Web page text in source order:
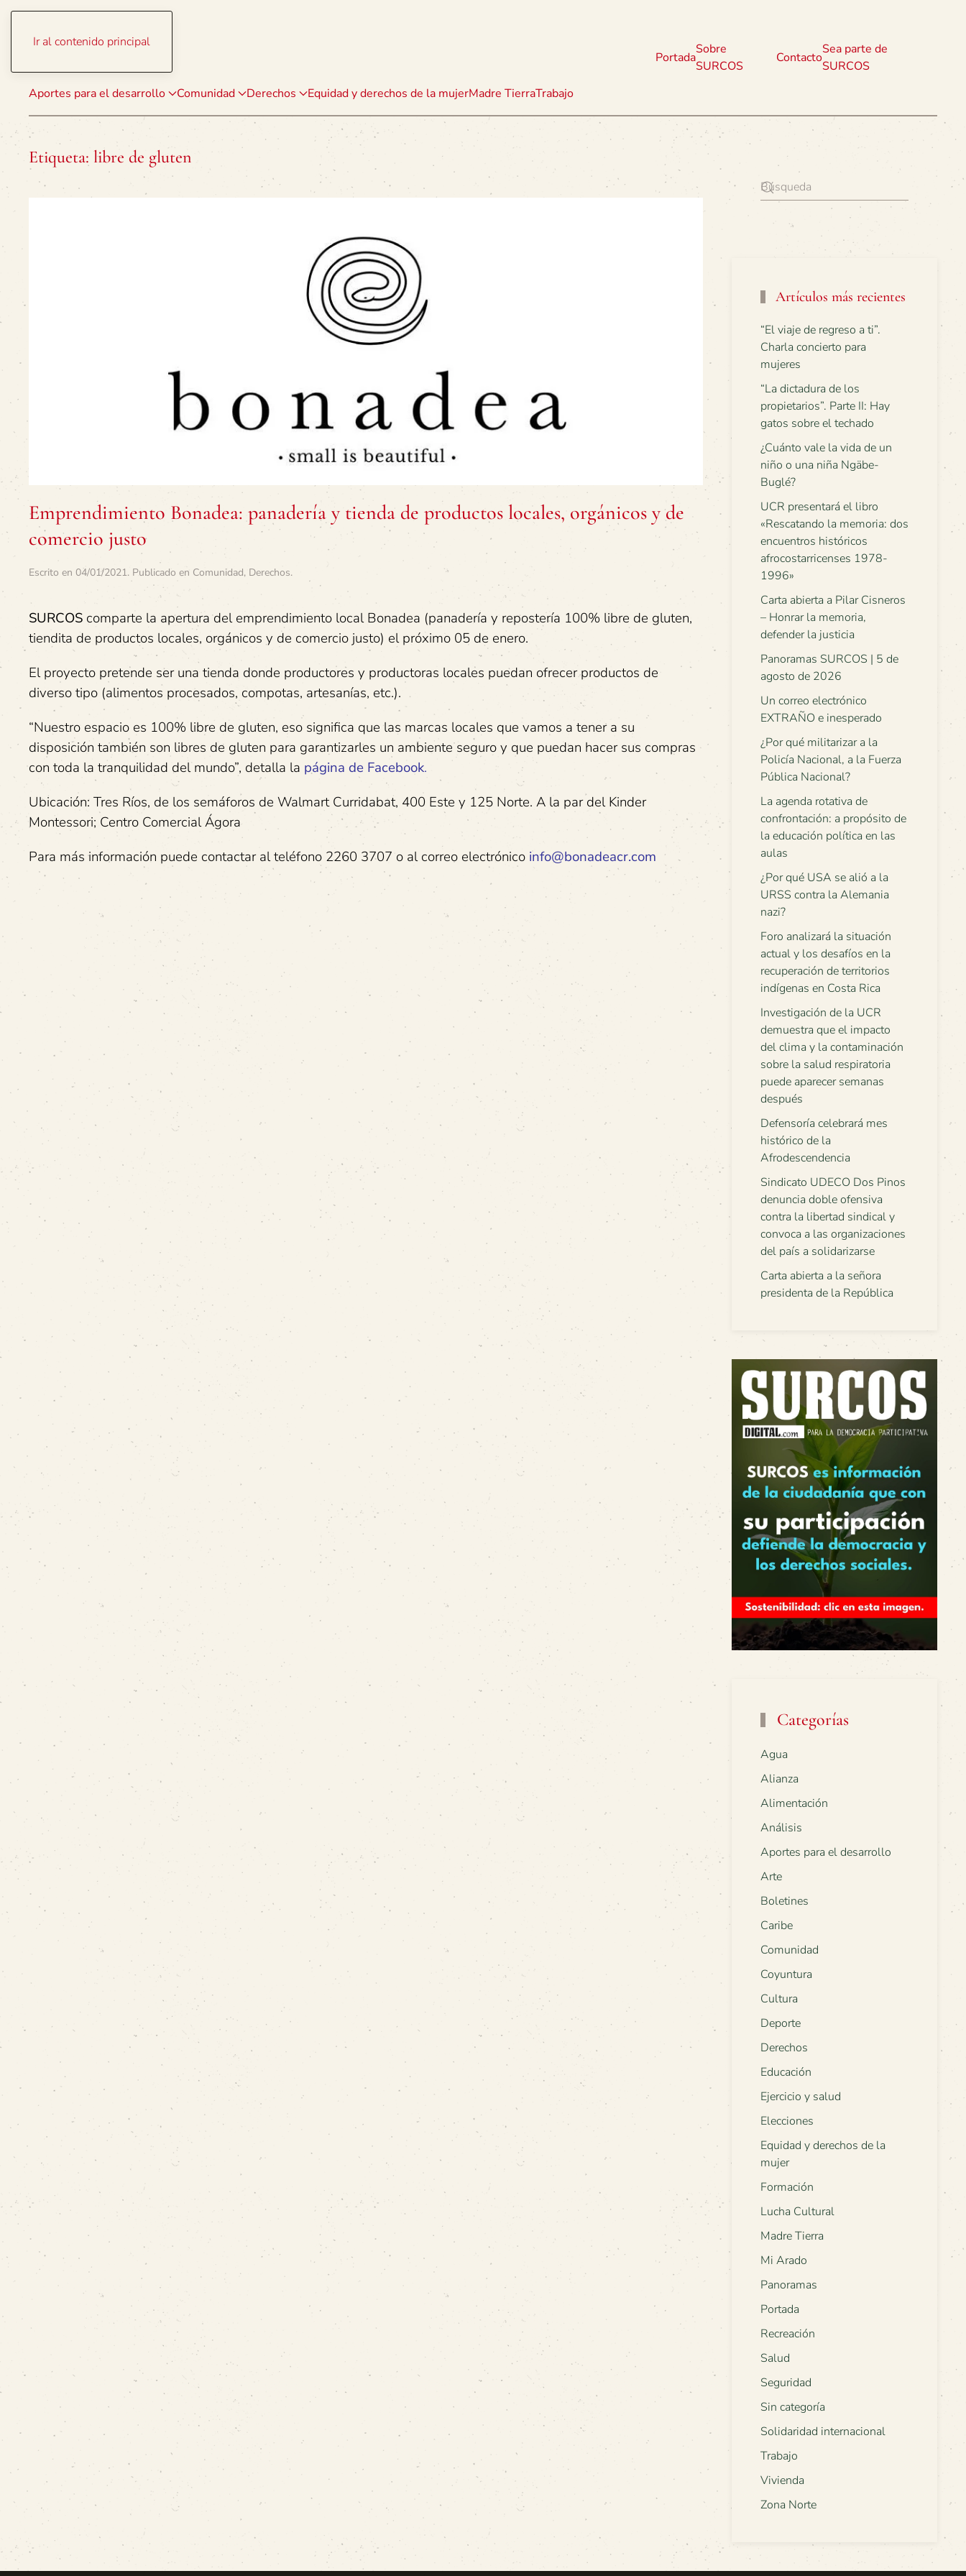
Ir al contenido principal
Aportes para el desarrollo Comunidad Derechos Equidad y derechos de la mujerMadre TierraTrabajo
Portada
Sobre
SURCOS
Contacto
Sea parte de
SURCOS
Etiqueta: libre de gluten
Emprendimiento Bonadea: panadería y tienda de productos locales, orgánicos y de
comercio justo
Escrito en 04/01/2021. Publicado en Comunidad, Derechos.
SURCOS comparte la apertura del emprendimiento local Bonadea (panadería y repostería 100% libre de gluten,
tiendita de productos locales, orgánicos y de comercio justo) el próximo 05 de enero.
El proyecto pretende ser una tienda donde productores y productoras locales puedan ofrecer productos de
diverso tipo (alimentos procesados, compotas, artesanías, etc.).
“Nuestro espacio es 100% libre de gluten, eso significa que las marcas locales que vamos a tener a su
disposición también son libres de gluten para garantizarles un ambiente seguro y que puedan hacer sus compras
con toda la tranquilidad del mundo”, detalla la página de Facebook.
Ubicación: Tres Ríos, de los semáforos de Walmart Curridabat, 400 Este y 125 Norte. A la par del Kinder
Montessori; Centro Comercial Ágora
Para más información puede contactar al teléfono 2260 3707 o al correo electrónico info@bonadeacr.com
Artículos más recientes
“El viaje de regreso a ti”.
Charla concierto para
mujeres
“La dictadura de los
propietarios”. Parte II: Hay
gatos sobre el techado
¿Cuánto vale la vida de un
niño o una niña Ngäbe-
Buglé?
UCR presentará el libro
«Rescatando la memoria: dos
encuentros históricos
afrocostarricenses 1978-
1996»
Carta abierta a Pilar Cisneros
– Honrar la memoria,
defender la justicia
Panoramas SURCOS | 5 de
agosto de 2026
Un correo electrónico
EXTRAÑO e inesperado
¿Por qué militarizar a la
Policía Nacional, a la Fuerza
Pública Nacional?
La agenda rotativa de
confrontación: a propósito de
la educación política en las
aulas
¿Por qué USA se alió a la
URSS contra la Alemania
nazi?
Foro analizará la situación
actual y los desafíos en la
recuperación de territorios
indígenas en Costa Rica
Investigación de la UCR
demuestra que el impacto
del clima y la contaminación
sobre la salud respiratoria
puede aparecer semanas
después
Defensoría celebrará mes
histórico de la
Afrodescendencia
Sindicato UDECO Dos Pinos
denuncia doble ofensiva
contra la libertad sindical y
convoca a las organizaciones
del país a solidarizarse
Carta abierta a la señora
presidenta de la República
Categorías
Agua
Alianza
Alimentación
Análisis
Aportes para el desarrollo
Arte
Boletines
Caribe
Comunidad
Coyuntura
Cultura
Deporte
Derechos
Educación
Ejercicio y salud
Elecciones
Equidad y derechos de la
mujer
Formación
Lucha Cultural
Madre Tierra
Mi Arado
Panoramas
Portada
Recreación
Salud
Seguridad
Sin categoría
Solidaridad internacional
Trabajo
Vivienda
Zona Norte